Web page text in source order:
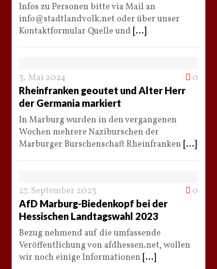
Infos zu Personen bitte via Mail an
info@stadtlandvolk.net oder über unser
Kontaktformular Quelle und [...]
3. Mai 2024 0
Rheinfranken geoutet und Alter Herr
der Germania markiert
In Marburg wurden in den vergangenen
Wochen mehrere Naziburschen der
Marburger Burschenschaft Rheinfranken [...]
27. September 2023 0
AfD Marburg-Biedenkopf bei der
Hessischen Landtagswahl 2023
Bezug nehmend auf die umfassende
Veröffentlichung von afdhessen.net, wollen
wir noch einige Informationen [...]